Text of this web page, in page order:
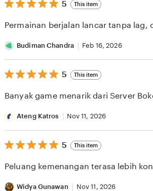
5
out
5
5 This item
Permainan berjalan lancar tanpa
Budiman Chandra Feb 16, 2026
5
out
5
5 This item
Banyak game menarik dari Server
Ateng Katros Nov 11, 2026
5
out
5
5 This item
Peluang kemenangan terasa lebih
Widya Gunawan Nov 11, 2026